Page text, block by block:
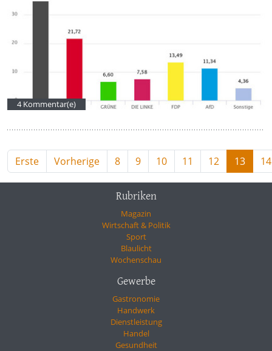
4 Kommentar(e)
Erste Vorherige 8 9 10 11 12 13 14
Rubriken
Magazin
Wirtschaft & Politik
Sport
Blaulicht
Wochenschau
Gewerbe
Gastronomie
Handwerk
Dienstleistung
Handel
Gesundheit